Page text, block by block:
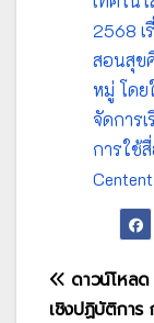
2568 เ
สอนสุข
หมู่ โดย
จัดการ
การใช้
แนะแนว
ดาวน์โหล
เชิงปฏิบัติการ